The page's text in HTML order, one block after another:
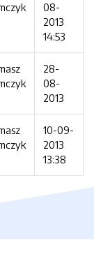
08-
2013
14:53
28-
08-
2013
10-09-
2013
13:38